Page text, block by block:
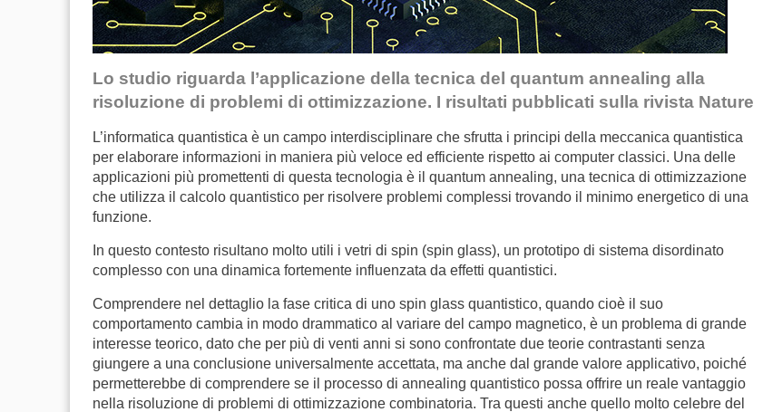
Lo studio riguarda l’applicazione della tecnica del quantum annealing alla
risoluzione di problemi di ottimizzazione. I risultati pubblicati sulla rivista Nature
L’informatica quantistica è un campo interdisciplinare che sfrutta i principi della meccanica quantistica
per elaborare informazioni in maniera più veloce ed efficiente rispetto ai computer classici. Una delle
applicazioni più promettenti di questa tecnologia è il quantum annealing, una tecnica di ottimizzazione
che utilizza il calcolo quantistico per risolvere problemi complessi trovando il minimo energetico di una
funzione.
In questo contesto risultano molto utili i vetri di spin (spin glass), un prototipo di sistema disordinato
complesso con una dinamica fortemente influenzata da effetti quantistici.
Comprendere nel dettaglio la fase critica di uno spin glass quantistico, quando cioè il suo
comportamento cambia in modo drammatico al variare del campo magnetico, è un problema di grande
interesse teorico, dato che per più di venti anni si sono confrontate due teorie contrastanti senza
giungere a una conclusione universalmente accettata, ma anche dal grande valore applicativo, poiché
permetterebbe di comprendere se il processo di annealing quantistico possa offrire un reale vantaggio
nella risoluzione di problemi di ottimizzazione combinatoria. Tra questi anche quello molto celebre del